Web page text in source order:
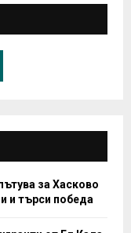
E
A
H
за Хасково
и търси победа